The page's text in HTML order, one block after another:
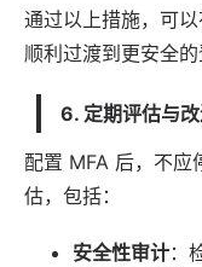
通过以上措施，可
顺利过渡到更安全的
6. 定期评估与
配置 MFA 后，不应
估，包括：
安全性审计：